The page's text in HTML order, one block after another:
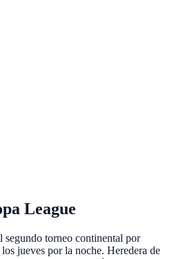
League
torneo continental por
jueves por la noche. Heredera de